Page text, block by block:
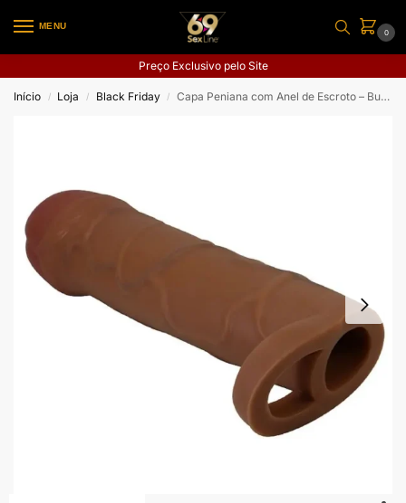
MENU
0
Preço Exclusivo pelo Site
Início / Loja / Black Friday / Capa Peniana com Anel de Escroto – Bunion – 18,0 X 3,9 cm